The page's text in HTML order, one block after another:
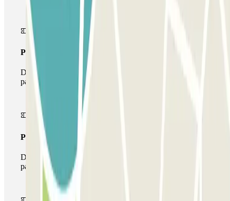
Pass unico
Durante il tuo soggiorno potrai entrare e uscire dal
parcheggio una sola volta
Pass multiparking
Durante il tuo soggiorno potrai usufruire dell'intera rete di
parcheggi disponibili su Parclick.